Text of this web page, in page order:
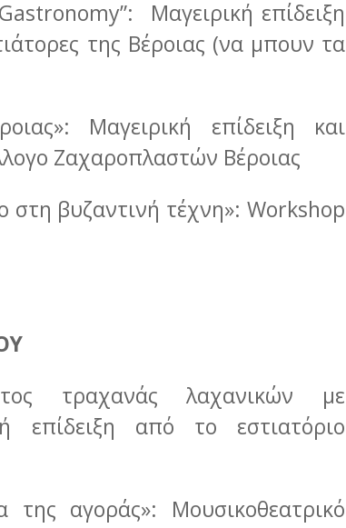
Μαγειρική επίδειξη
της Βέροιας (να μπουν τα
Μαγειρική επίδειξη και
Ζαχαροπλαστών Βέροιας
βυζαντινή τέχνη»: Workshop
τραχανάς λαχανικών με
επίδειξη από το εστιατόριο
αγοράς»: Μουσικοθεατρικό